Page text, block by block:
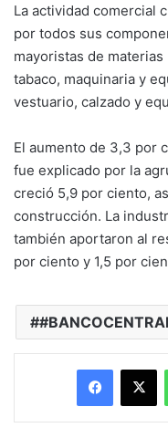
La actividad comercial
por todos sus
mayoristas de
tabaco, maquinaria y
vestuario, calzado y
El aumento de 3,3 por
fue explicado por la
creció 5,9 por ciento,
construcción. La
también aportaron al
por ciento y 1,5 por
Facebook
X